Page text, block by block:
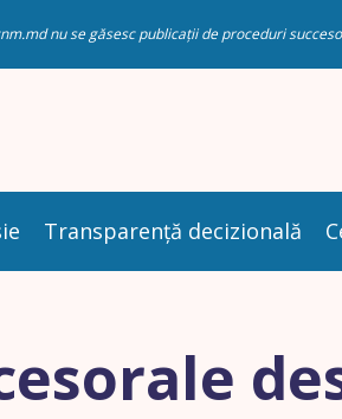
nu se găsesc publicații de proceduri
Transparență decizională